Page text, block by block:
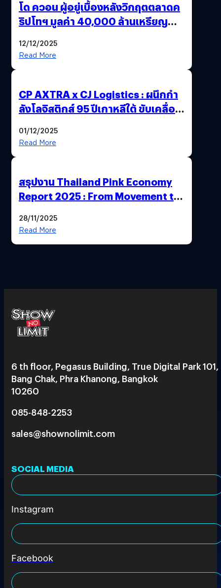
โด ควอน ผู้อยู่เบื้องหลังวิกฤตตลาดค
ริปโทฯ มูลค่า 40,000 ล้านเหรียญ
12/12/2025
Read More
CP AXTRA x CJ Logistics : ผนึกกำ
ลังโลจิสติกส์ 95 ปีเกาหลีใต้ ขับเคลื่อน
01/12/2025
Read More
สรุปงาน Thailand Pink Economy
Report 2025 : From Movement to
28/11/2025
Read More
6 th floor, Pegasus Building, True Digital Park 101,
Bang Chak, Phra Khanong, Bangkok
10260
085-848-2253
sales@shownolimit.com
SOCIAL MEDIA
Instagram
Facebook